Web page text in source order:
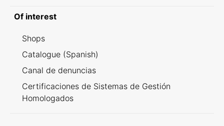
Of interest
Shops
Catalogue (Spanish)
Canal de denuncias
Certificaciones de Sistemas de Gestión
Homologados